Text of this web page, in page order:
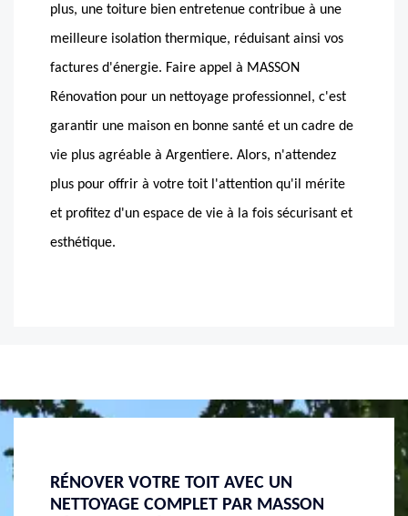
plus, une toiture bien entretenue contribue à une
meilleure isolation thermique, réduisant ainsi vos
factures d'énergie. Faire appel à MASSON
Rénovation pour un nettoyage professionnel, c'est
garantir une maison en bonne santé et un cadre de
vie plus agréable à Argentiere. Alors, n'attendez
plus pour offrir à votre toit l'attention qu'il mérite
et profitez d'un espace de vie à la fois sécurisant et
esthétique.
POURQUOI EST-IL IMPORTANT DE
NETTOYER VOTRE TOITURE